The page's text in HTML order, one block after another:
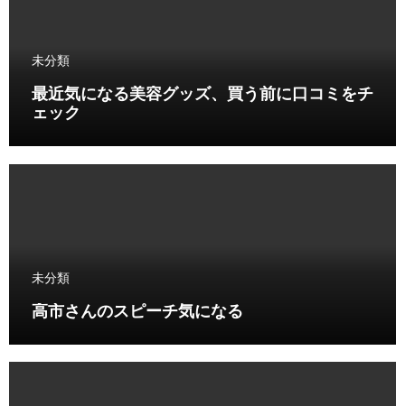
未分類
最近気になる美容グッズ、買う前に口コミをチ
ェック
未分類
高市さんのスピーチ気になる